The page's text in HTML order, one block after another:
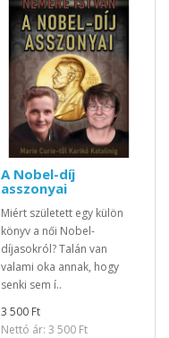
A Nobel-díj
asszonyai
Miért született egy külön
könyv a női Nobel-
díjasokról? Talán van
valami oka annak, hogy
senki sem í..
3 500 Ft
Nettó ár: 3 500 Ft